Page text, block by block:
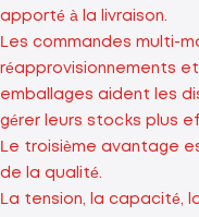
apporté à la livraison.
Les commandes multi-
réapprovisionnements
emballages aident les
gérer leurs stocks plus
Le troisième avantage
de la qualité.
La tension, la capacité,